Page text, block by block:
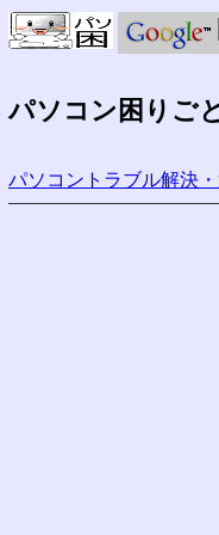
パソコン困りご
パソコントラブル解決